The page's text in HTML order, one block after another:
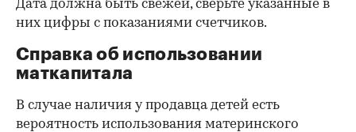
Дата должна быть свежей, сверьте указанные в
них цифры с показаниями счетчиков.
Справка об использовании
маткапитала
В случае наличия у продавца детей есть
вероятность использования материнского